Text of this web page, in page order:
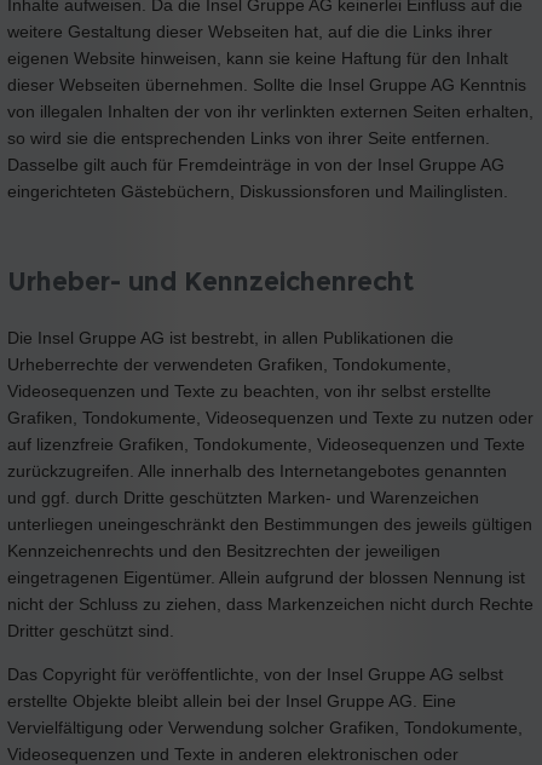
Inhalte aufweisen. Da die Insel Gruppe AG keinerlei Einfluss auf die
weitere Gestaltung dieser Webseiten hat, auf die die Links ihrer
eigenen Website hinweisen, kann sie keine Haftung für den Inhalt
dieser Webseiten übernehmen. Sollte die Insel Gruppe AG Kenntnis
von illegalen Inhalten der von ihr verlinkten externen Seiten erhalten,
so wird sie die entsprechenden Links von ihrer Seite entfernen.
Dasselbe gilt auch für Fremdeinträge in von der Insel Gruppe AG
eingerichteten Gästebüchern, Diskussionsforen und Mailinglisten.
Urheber- und Kennzeichenrecht
Die Insel Gruppe AG ist bestrebt, in allen Publikationen die
Urheberrechte der verwendeten Grafiken, Tondokumente,
Videosequenzen und Texte zu beachten, von ihr selbst erstellte
Grafiken, Tondokumente, Videosequenzen und Texte zu nutzen oder
auf lizenzfreie Grafiken, Tondokumente, Videosequenzen und Texte
zurückzugreifen. Alle innerhalb des Internetangebotes genannten
und ggf. durch Dritte geschützten Marken- und Warenzeichen
unterliegen uneingeschränkt den Bestimmungen des jeweils gültigen
Kennzeichenrechts und den Besitzrechten der jeweiligen
eingetragenen Eigentümer. Allein aufgrund der blossen Nennung ist
nicht der Schluss zu ziehen, dass Markenzeichen nicht durch Rechte
Dritter geschützt sind.
Das Copyright für veröffentlichte, von der Insel Gruppe AG selbst
erstellte Objekte bleibt allein bei der Insel Gruppe AG. Eine
Vervielfältigung oder Verwendung solcher Grafiken, Tondokumente,
Videosequenzen und Texte in anderen elektronischen oder